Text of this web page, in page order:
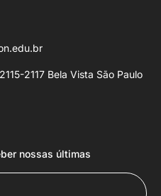
2117 Bela Vista São Paulo
nossas últimas